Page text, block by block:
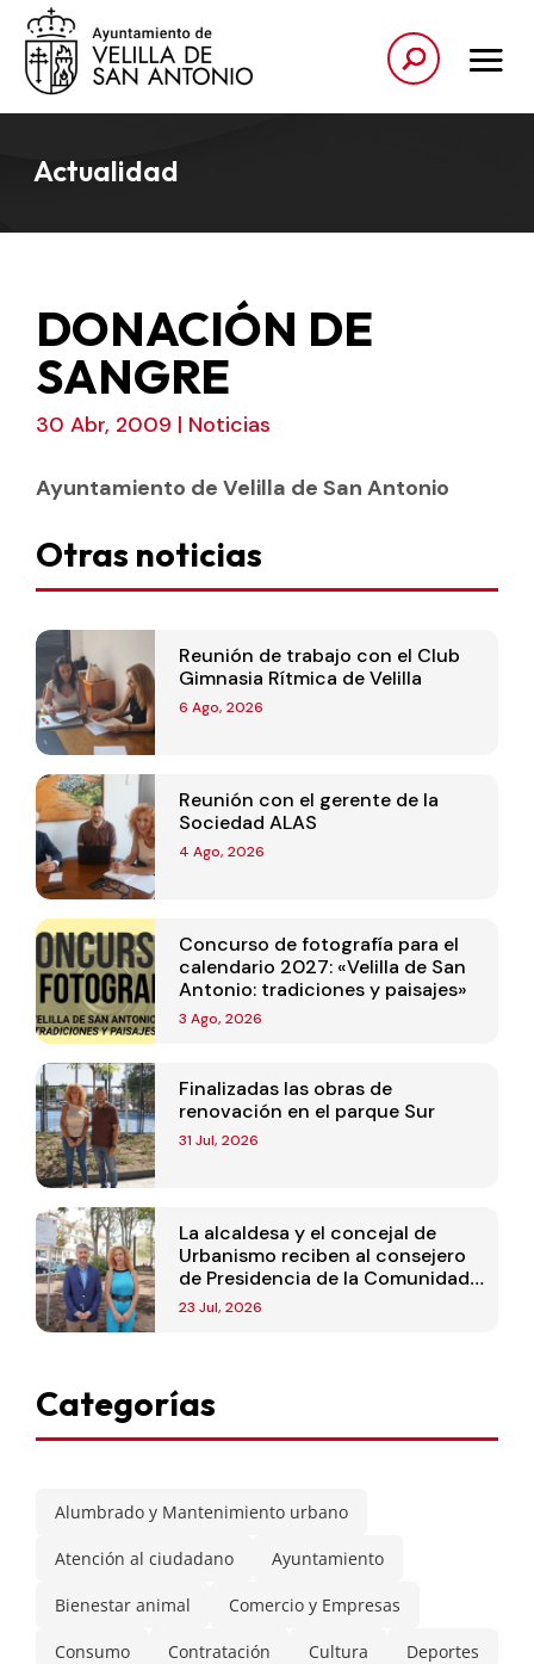
Actualidad
DONACIÓN DE
SANGRE
30 Abr, 2009 | Noticias
Ayuntamiento de Velilla de San Antonio
Otras noticias
Reunión de trabajo con el Club
Gimnasia Rítmica de Velilla
6 Ago, 2026
Reunión con el gerente de la
Sociedad ALAS
4 Ago, 2026
Concurso de fotografía para el
calendario 2027: «Velilla de San
Antonio: tradiciones y paisajes»
3 Ago, 2026
Finalizadas las obras de
renovación en el parque Sur
31 Jul, 2026
La alcaldesa y el concejal de
Urbanismo reciben al consejero
de Presidencia de la Comunidad
de Madrid
23 Jul, 2026
Categorías
Alumbrado y Mantenimiento urbano
Atención al ciudadano Ayuntamiento
Bienestar animal Comercio y Empresas
Consumo Contratación Cultura Deportes